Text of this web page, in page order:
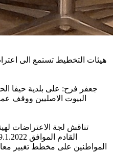
هيئات التخطيط تستمع الى
جعفر فرح: على بلدية حيفا
البيوت الاصليين ووقف
تناقش لجة الاعتراضات
المواطنين على مخطط تغيير